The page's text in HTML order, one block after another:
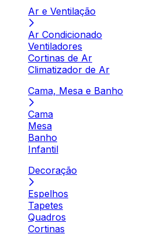
Ar e Ventilação
Ar Condicionado
Ventiladores
Cortinas de Ar
Climatizador de Ar
Cama, Mesa e Banho
Cama
Mesa
Banho
Infantil
Decoração
Espelhos
Tapetes
Quadros
Cortinas